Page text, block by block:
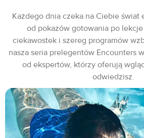
Każdego dnia czeka na Ciebie świat
od pokazów gotowania po
ciekawostek i szereg programów
nasza seria prelegentów Encounters
od ekspertów, którzy oferują
odwiedzisz.